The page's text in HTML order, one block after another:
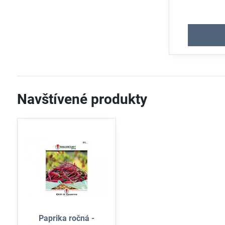
Navštívené produkty
Paprika ročná -